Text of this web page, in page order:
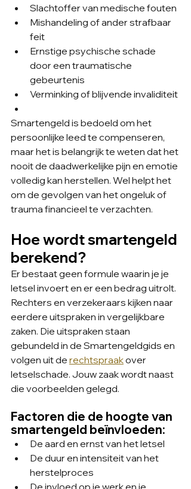
Slachtoffer van medische fouten
Mishandeling of ander strafbaar
feit
Ernstige psychische schade
door een traumatische
gebeurtenis
Verminking of blijvende invaliditeit
Smartengeld is bedoeld om het
persoonlijke leed te compenseren,
maar het is belangrijk te weten dat het
nooit de daadwerkelijke pijn en emotie
volledig kan herstellen. Wel helpt het
om de gevolgen van het ongeluk of
trauma financieel te verzachten.
Hoe wordt smartengeld
berekend?
Er bestaat geen formule waarin je je
letsel invoert en er een bedrag uitrolt.
Rechters en verzekeraars kijken naar
eerdere uitspraken in vergelijkbare
zaken. Die uitspraken staan
gebundeld in de Smartengeldgids en
volgen uit de rechtspraak over
letselschade. Jouw zaak wordt naast
die voorbeelden gelegd.
Factoren die de hoogte van
smartengeld beïnvloeden:
De aard en ernst van het letsel
De duur en intensiteit van het
herstelproces
De invloed op je werk en je